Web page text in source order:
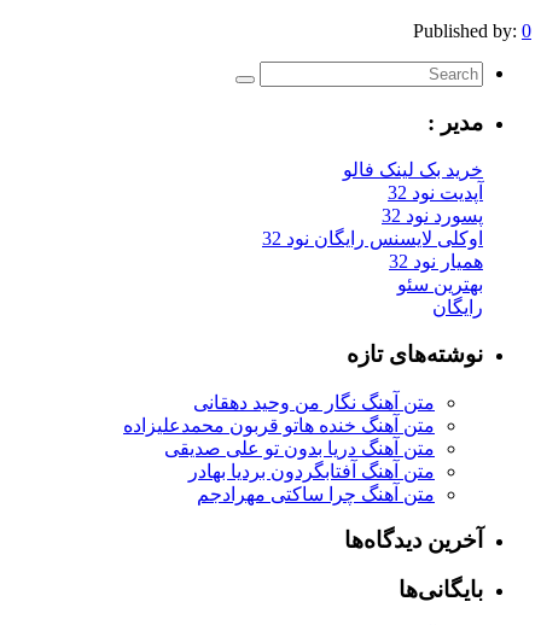
مدیر :
خرید بک لینک فالو
آپدیت نود 32
پسورد نود 32
اوکلی لایسنس رایگان نود 32
همیار نود 32
بهترین سئو
رایگان
نوشته‌های تازه
متن آهنگ نگار من وحید دهقانی
متن آهنگ خنده هاتو قربون محمدعلیزاده
متن آهنگ دریا بدون تو علی صدیقی
متن آهنگ آفتابگردون بردیا بهادر
متن آهنگ چرا ساکتی مهرادجم
آخرین دیدگاه‌ها
بایگانی‌ها